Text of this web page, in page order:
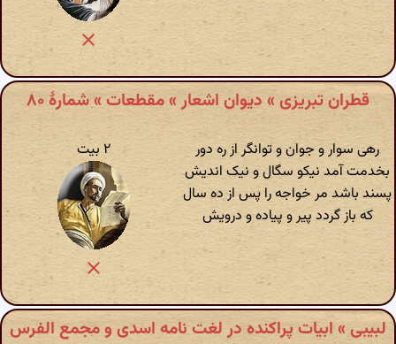
قطران تبریزی » دیوان اشعار » مقطعات » شمارهٔ ۸۰
رهی سوار و جوان و توانگر از ره دور
بخدمت آمد نیکو سگال و نیک اندیش
پسند باشد مر خواجه را پس از ده سال
که باز گردد پیر و پیاده و درویش
۲ بیت
لبیبی » ابیات پراکنده در لغت نامه اسدی و مجمع الفرس